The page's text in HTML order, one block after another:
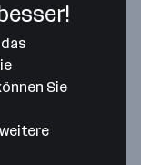
Sie